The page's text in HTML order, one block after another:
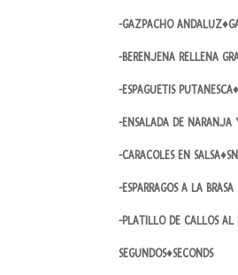
-GAZPACHO
-BERENJENA RELLENA
-ESPAGUETIS
-ENSALADA DE NARANJA
-CARACOLES EN
-ESPARRAGOS A LA
-PLATILLO DE CALLOS AL
SEGUNDOS♦SECONDS